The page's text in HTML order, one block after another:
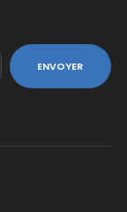
ENVOYER